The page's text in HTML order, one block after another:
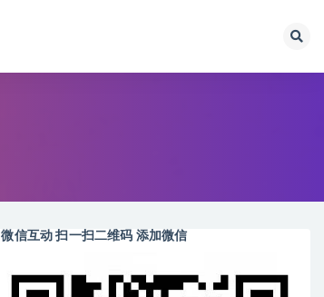
微信互动 扫一扫二维码 添加微信